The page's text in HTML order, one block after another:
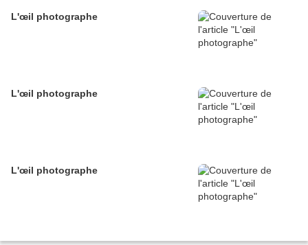
L'œil photographe
L'œil photographe
L'œil photographe